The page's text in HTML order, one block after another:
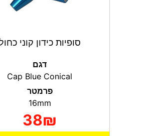
סופיות כידון קוני
דגם
פרמטר
38₪